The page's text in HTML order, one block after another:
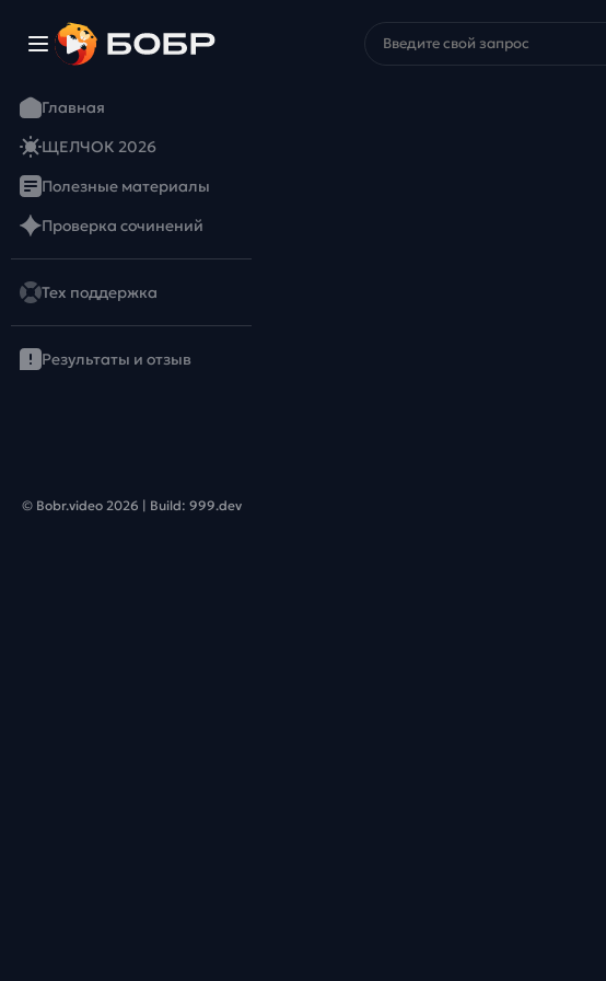
Главная
ЩЕЛЧОК 2026
Полезные материалы
Проверка сочинений
Тех поддержка
Результаты и отзыв
© Bobr.video 2026 | Build: 999.dev